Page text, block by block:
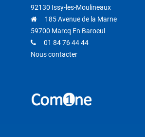
92130 Issy-les-Moulineaux
185 Avenue de la Marne
59700 Marcq En Baroeul
01 84 76 44 44
Nous contacter